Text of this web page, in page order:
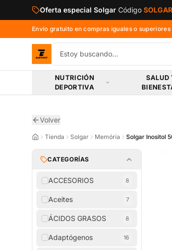
Saltar al contenido principal
Oferta especial Solgar Código
Envío gratuito en compras iguales o
NUTRICIÓN
DEPORTIVA
SALUD
Volver
Tienda Solgar Memória Solgar Inositol
CATEGORÍAS
ACCESORIOS 8
Aceites 7
ÁCIDOS GRASOS 8
Adaptógenos 16